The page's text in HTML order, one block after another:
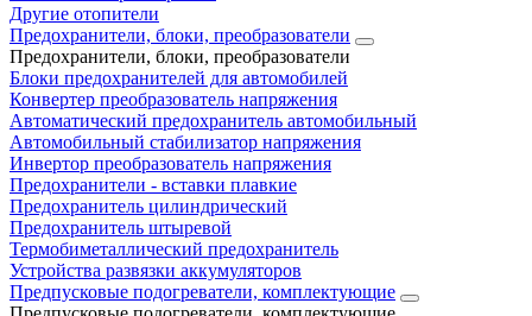
Другие отопители
Предохранители, блоки, преобразователи
Предохранители, блоки, преобразователи
Блоки предохранителей для автомобилей
Конвертер преобразователь напряжения
Автоматический предохранитель автомобильный
Автомобильный стабилизатор напряжения
Инвертор преобразователь напряжения
Предохранители - вставки плавкие
Предохранитель цилиндрический
Предохранитель штыревой
Термобиметаллический предохранитель
Устройства развязки аккумуляторов
Предпусковые подогреватели, комплектующие